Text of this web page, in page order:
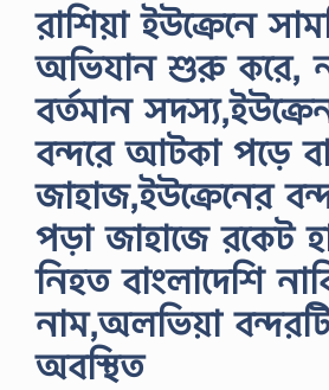
রা‌শিয়া ইউক্রে‌নে
অভিযান শুরু ক‌রে,
বর্তমান
বন্দরে আটকা পড়ে
জাহাজ,ইউক্রেনের
পড়া জাহাজে রকেট
নিহত বাংলাদেশি
নাম,অলভিয়া
অবস্থিত